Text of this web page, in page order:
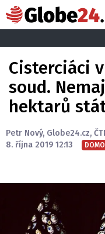
Cisterciáci
soud.
hektarů
Petr Nový, Globe24.cz,
8. října 2019 12:13